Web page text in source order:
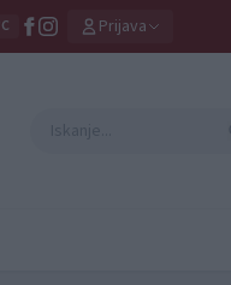
Prijava